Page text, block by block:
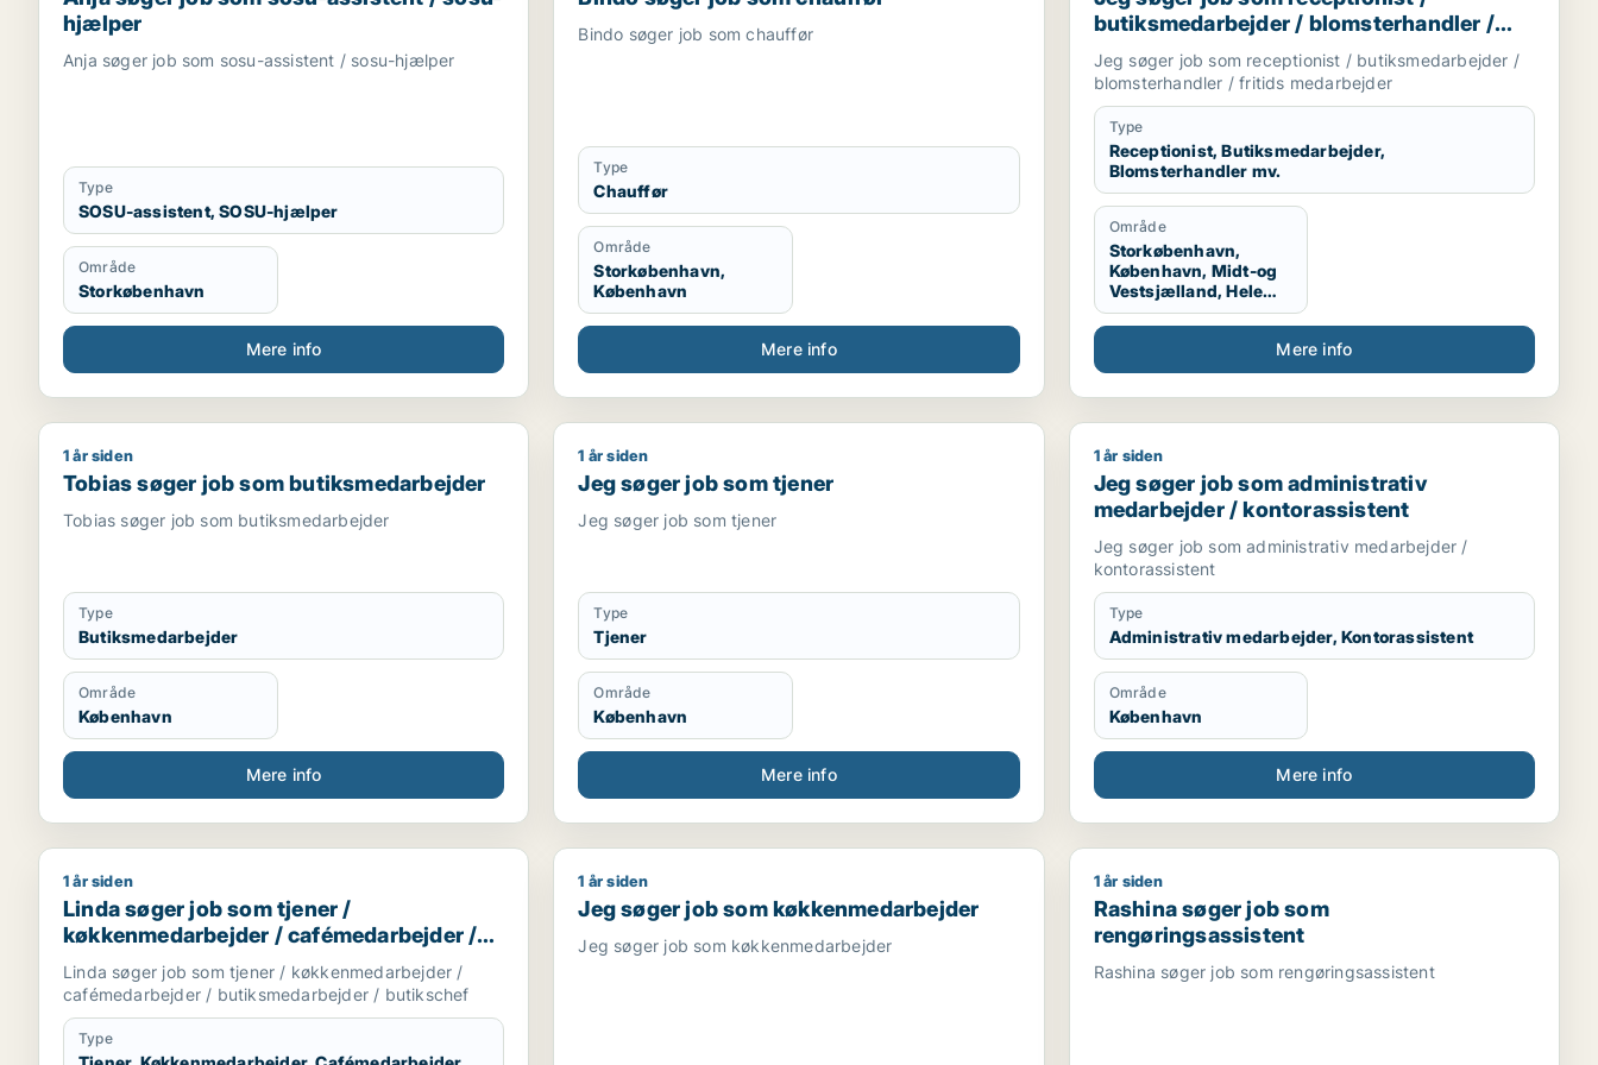
hjælper
Anja søger job som sosu-assistent / sosu-hjælper
Type
SOSU-assistent, SOSU-hjælper
Område
Storkøbenhavn
Mere info
Bindo søger job som chauffør
Type
Chauffør
Område
Storkøbenhavn,
København
Mere info
butiksmedarbejder / blomsterhandler /
fritids medarbejder
Jeg søger job som receptionist / butiksmedarbejder /
blomsterhandler / fritids medarbejder
Type
Receptionist, Butiksmedarbejder,
Blomsterhandler mv.
Område
Storkøbenhavn,
København, Midt-og
Vestsjælland, Hele
Sjælland
Mere info
Tobias søger job som butiksmedarbejder
1 år siden
Tobias søger job som butiksmedarbejder
Tobias søger job som butiksmedarbejder
Type
Butiksmedarbejder
Område
København
Mere info
Jeg søger job som tjener
1 år siden
Jeg søger job som tjener
Jeg søger job som tjener
Type
Tjener
Område
København
Mere info
Jeg søger job som administrativ medarbejder /
1 år siden
Jeg søger job som administrativ
medarbejder / kontorassistent
Jeg søger job som administrativ medarbejder /
kontorassistent
Type
Administrativ medarbejder, Kontorassistent
Område
København
Mere info
Linda søger job som tjener / køkkenmedarbejder / cafémedarbejder / butiksmedarbejder / butikschef
1 år siden
Linda søger job som tjener /
køkkenmedarbejder / cafémedarbejder /
butiksmedarbejder / butikschef
Linda søger job som tjener / køkkenmedarbejder /
cafémedarbejder / butiksmedarbejder / butikschef
Type
Jeg søger job som køkkenmedarbejder
1 år siden
Jeg søger job som køkkenmedarbejder
Jeg søger job som køkkenmedarbejder
Rashina søger job som rengøringsassistent
1 år siden
Rashina søger job som
rengøringsassistent
Rashina søger job som rengøringsassistent